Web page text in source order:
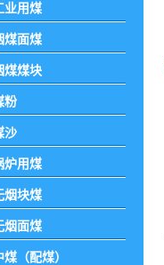
业用煤
煤面煤
煤煤块
粉
沙
炉用煤
烟块煤
烟面煤
煤（配煤）